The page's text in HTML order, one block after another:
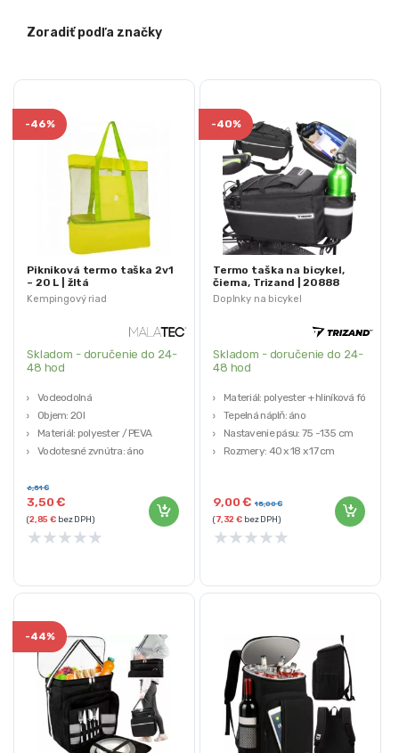
Zoradiť podľa značky
Kempingový riad
-46%
Pikniková termo taška 2v1
– 20 L | žltá
Skladom - doručenie do 24-
48 hod
Vodeodolná
Objem: 20l
Materiál: polyester / PEVA
Vodotesné zvnútra: áno
3,50€
6,51€
(2,85€ bez DPH)
★★★★★
Doplnky na bicykel
-40%
Termo taška na bicykel,
čierna, Trizand | 20888
Skladom - doručenie do 24-
48 hod
Materiál: polyester + hliníková fólia
Tepelná náplň: áno
Nastavenie pásu: 75 -135 cm
Rozmery: 40 x 18 x 17 cm
9,00€ 15,00€
(7,32€ bez DPH)
★★★★★
-44%